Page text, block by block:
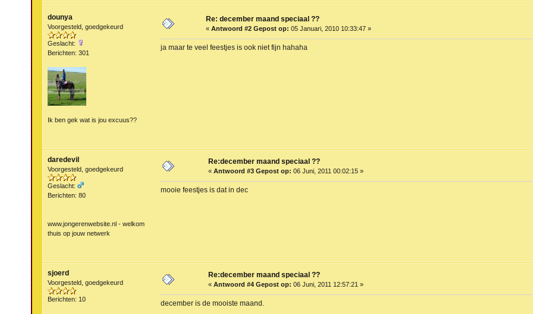
dounya
Voorgesteld, goedgekeurd
Geslacht:
Berichten: 301
Ik ben gek wat is jou excuus??
Re: december maand speciaal ??
«Antwoord #2 Gepost op: 05 Januari, 2010 10:33:47 »
ja maar te veel feestjes is ook niet fijn hahaha
daredevil
Voorgesteld, goedgekeurd
Geslacht:
Berichten: 80
www.jongerenwebsite.nl - welkom
thuis op jouw netwerk
Re:december maand speciaal ??
«Antwoord #3 Gepost op: 06 Juni, 2011 00:02:15 »
mooie feestjes is dat in dec
sjoerd
Voorgesteld, goedgekeurd
Berichten: 10
Re:december maand speciaal ??
«Antwoord #4 Gepost op: 06 Juni, 2011 12:57:21 »
december is de mooiste maand.